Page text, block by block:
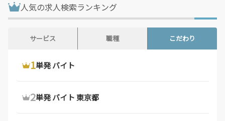
香川県 / 497件
愛媛県 / 435件
福岡県 / 1,676件
佐賀県 / 192件
人気の求人検索ランキング
サービス
1ウーバーイーツ 配達員
2ウーバーイーツ バイト
職種
1ドライバー 求人
2デリバリー バイト
こだわり
1単発 バイト
2単発 バイト 東京都